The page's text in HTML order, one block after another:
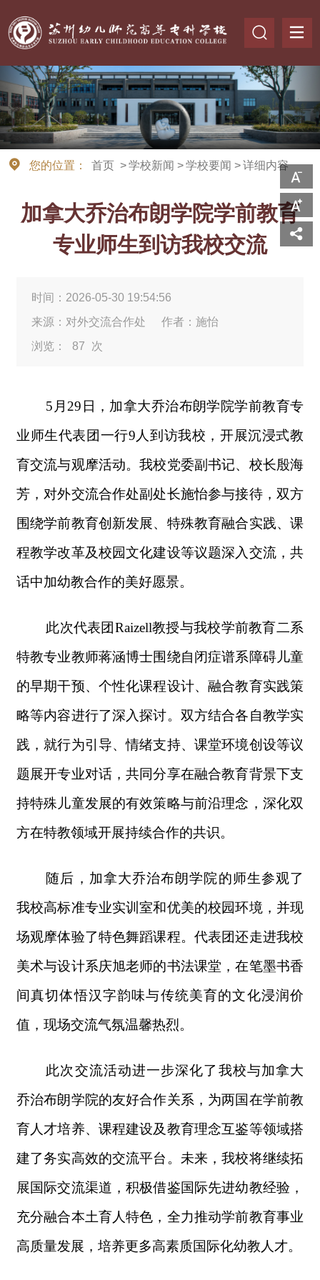
您的位置： 首页 >学校新闻 >学校要闻 >详细内容
加拿大乔治布朗学院学前教育
专业师生到访我校交流
时间：2026-05-30 19:54:56
来源：对外交流合作处
作者：施怡
浏览：
87 次
5月29日，加拿大乔治布朗学院学前教育专
业师生代表团一行9人到访我校，开展沉浸式教
育交流与观摩活动。我校党委副书记、校长殷海
芳，对外交流合作处副处长施怡参与接待，双方
围绕学前教育创新发展、特殊教育融合实践、课
程教学改革及校园文化建设等议题深入交流，共
话中加幼教合作的美好愿景。
此次代表团Raizell教授与我校学前教育二系
特教专业教师蒋涵博士围绕自闭症谱系障碍儿童
的早期干预、个性化课程设计、融合教育实践策
略等内容进行了深入探讨。双方结合各自教学实
践，就行为引导、情绪支持、课堂环境创设等议
题展开专业对话，共同分享在融合教育背景下支
持特殊儿童发展的有效策略与前沿理念，深化双
方在特教领域开展持续合作的共识。
随后，加拿大乔治布朗学院的师生参观了
我校高标准专业实训室和优美的校园环境，并现
场观摩体验了特色舞蹈课程。代表团还走进我校
美术与设计系庆旭老师的书法课堂，在笔墨书香
间真切体悟汉字韵味与传统美育的文化浸润价
值，现场交流气氛温馨热烈。
此次交流活动进一步深化了我校与加拿大
乔治布朗学院的友好合作关系，为两国在学前教
育人才培养、课程建设及教育理念互鉴等领域搭
建了务实高效的交流平台。未来，我校将继续拓
展国际交流渠道，积极借鉴国际先进幼教经验，
充分融合本土育人特色，全力推动学前教育事业
高质量发展，培养更多高素质国际化幼教人才。